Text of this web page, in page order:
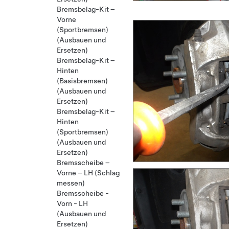
Bremsbelag-Kit –
Vorne
(Sportbremsen)
(Ausbauen und
Ersetzen)
Bremsbelag-Kit –
Hinten
(Basisbremsen)
(Ausbauen und
Ersetzen)
Bremsbelag-Kit –
Hinten
(Sportbremsen)
(Ausbauen und
Ersetzen)
Bremsscheibe –
Vorne – LH (Schlag
messen)
Bremsscheibe -
Vorn - LH
(Ausbauen und
Ersetzen)